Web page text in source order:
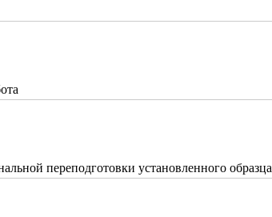
переподготовки установленного образца